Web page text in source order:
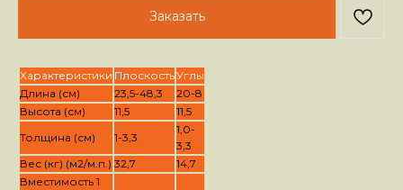
Заказать
Характеристики ПлоскостьУглы
Длина (см)
23,5-48,3
20-8
Высота (см)
11,5
11,5
Толщина (см)
1-3,3
1,0-
3,3
Вес (кг) (м2/м.п.) 32,7
14,7
Вместимость 1